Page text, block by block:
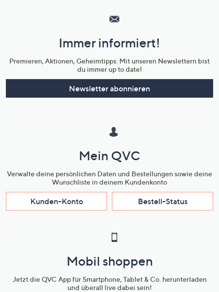
Unternehmensinformationen
Immer informiert!
Premieren, Aktionen, Geheimtipps: Mit unseren Newslettern bist
du immer up to date!
Newsletter abonnieren
Mein QVC
Verwalte deine persönlichen Daten und Bestellungen sowie deine
Wunschliste in deinem Kundenkonto
Kunden-Konto Bestell-Status
Mobil shoppen
Jetzt die QVC App für Smartphone, Tablet & Co. herunterladen
und überall live dabei sein!